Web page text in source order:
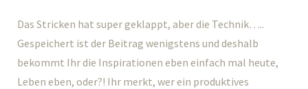
Das Stricken hat super geklappt, aber die Technik…..
Gespeichert ist der Beitrag wenigstens und deshalb
bekommt Ihr die Inspirationen eben einfach mal heute,
Leben eben, oder?! Ihr merkt, wer ein produktives